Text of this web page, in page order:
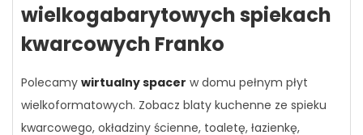
wielkogabarytowych spiekach
kwarcowych Franko
Polecamy wirtualny spacer w domu pełnym płyt
wielkoformatowych. Zobacz blaty kuchenne ze spieku
kwarcowego, okładziny ścienne, toaletę, łazienkę,